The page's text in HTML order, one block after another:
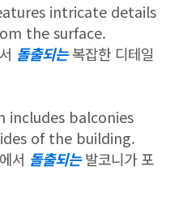
intricate details
the surface.
돌출되는복잡한 디테일
includes balconies
of the building.
서 돌출되는발코니가 포